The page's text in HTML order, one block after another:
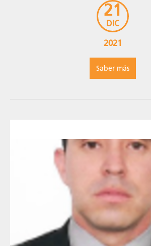
21
DIC
2021
Saber más